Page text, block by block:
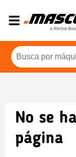
No se
página